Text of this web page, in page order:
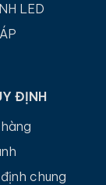
LED
ĐỊNH
chung